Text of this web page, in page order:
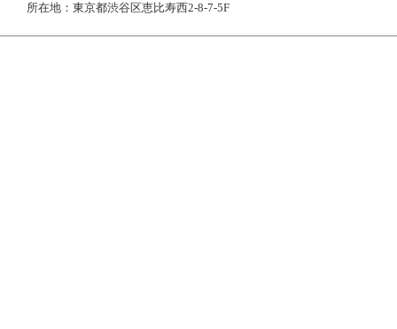
所在地：東京都渋谷区恵比寿西2-8-7-5F